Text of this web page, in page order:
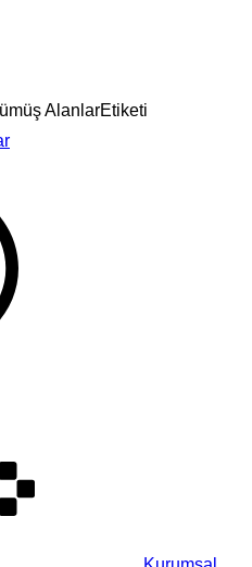
AlanlarEtiketi